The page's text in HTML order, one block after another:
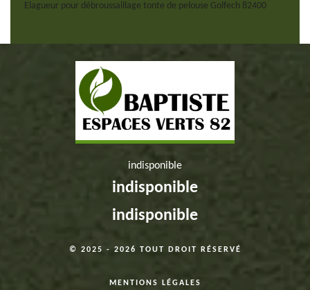
Elagueur pour débroussaillage tonte de pelouse Golfech 82400
indisponible
indisponible
indisponible
© 2025 - 2026 TOUT DROIT RÉSERVÉ
MENTIONS LÉGALES